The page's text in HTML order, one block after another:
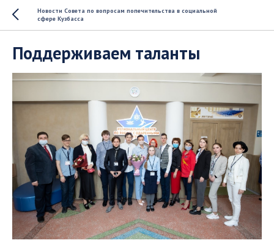
Новости Совета по вопросам попечительства в социальной
сфере Кузбасса
Поддерживаем таланты